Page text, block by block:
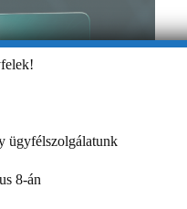
ügyfélszolgálatunk
8-án